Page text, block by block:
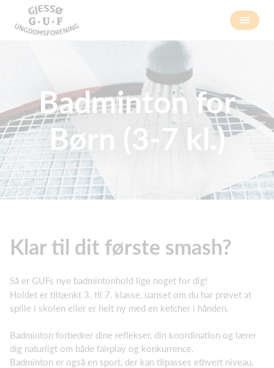
Badminton for
Børn (3-7 kl.)
Klar til dit første smash?
Så er GUFs nye badmintonhold lige noget for dig!
Holdet er tiltænkt 3. til 7. klasse, uanset om du har prøvet at
spille i skolen eller er helt ny med en ketcher i hånden.
Badminton forbedrer dine reflekser, din koordination og lærer
dig naturligt om både fairplay og konkurrence.
Badminton er også en sport, der kan tilpasses ethvert niveau,